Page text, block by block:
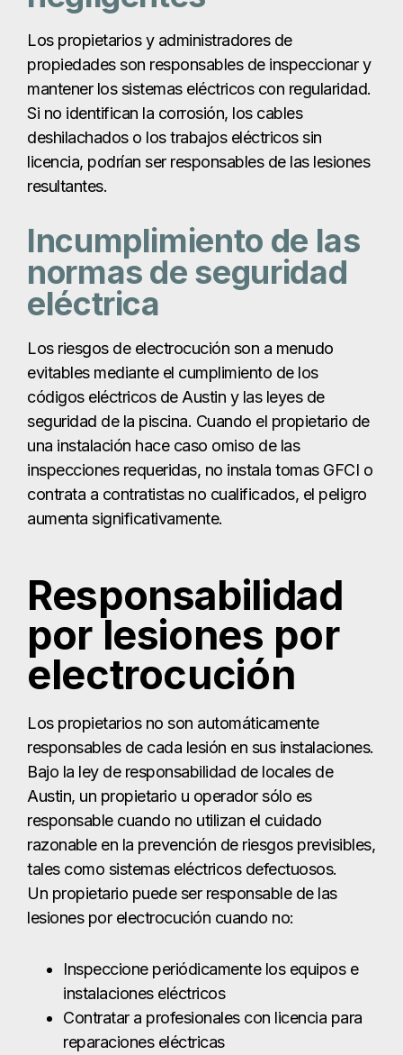
Los propietarios y administradores de
propiedades son responsables de inspeccionar y
mantener los sistemas eléctricos con regularidad.
Si no identifican la corrosión, los cables
deshilachados o los trabajos eléctricos sin
licencia, podrían ser responsables de las lesiones
resultantes.
Incumplimiento de las
normas de seguridad
eléctrica
Los riesgos de electrocución son a menudo
evitables mediante el cumplimiento de los
códigos eléctricos de Austin y las leyes de
seguridad de la piscina. Cuando el propietario de
una instalación hace caso omiso de las
inspecciones requeridas, no instala tomas GFCI o
contrata a contratistas no cualificados, el peligro
aumenta significativamente.
Responsabilidad
por lesiones por
electrocución
Los propietarios no son automáticamente
responsables de cada lesión en sus instalaciones.
Bajo la ley de responsabilidad de locales de
Austin, un propietario u operador sólo es
responsable cuando no utilizan el cuidado
razonable en la prevención de riesgos previsibles,
tales como sistemas eléctricos defectuosos.
Un propietario puede ser responsable de las
lesiones por electrocución cuando no:
Inspeccione periódicamente los equipos e
instalaciones eléctricos
Contratar a profesionales con licencia para
reparaciones eléctricas